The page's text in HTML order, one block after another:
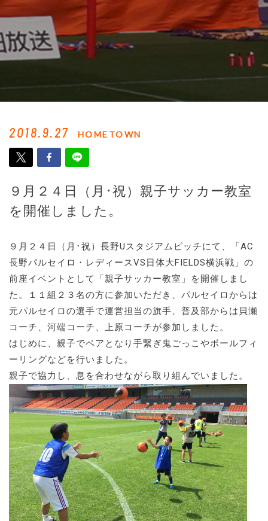
2018.9.27 HOMETOWN
９月２４日（月･祝）親子サッカー教室
を開催しました。
９月２４日（月･祝）長野Uスタジアムピッチにて、「AC
長野パルセイロ・レディースVS日体大FIELDS横浜戦」の
前座イベントとして「親子サッカー教室」を開催しまし
た。１１組２３名の方に参加いただき、パルセイロからは
元パルセイロの選手で運営担当の旗手、普及部からは貝瀬
コーチ、河端コーチ、上原コーチが参加しました。
はじめに、親子でペアとなり手繋ぎ鬼ごっこやボールフィ
ーリングなどを行いました。
親子で協力し、息を合わせながら取り組んでいました。